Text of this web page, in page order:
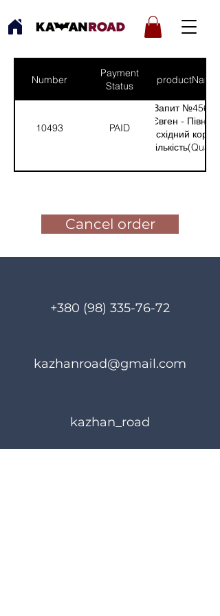
Number
Payment
Status
productNames
10493 PAID
Запит №456 від:
Євген -
східний кордон
Cancel order
+380 (98) 335-76-72
kazhanroad@gmail.com
kazhan_road